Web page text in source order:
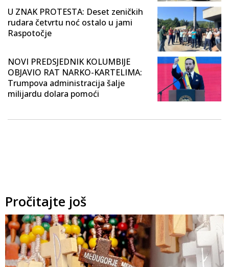
U ZNAK PROTESTA: Deset zeničkih
rudara četvrtu noć ostalo u jami
Raspotočje
NOVI PREDSJEDNIK KOLUMBIJE
OBJAVIO RAT NARKO-KARTELIMA:
Trumpova administracija šalje
milijardu dolara pomoći
Pročitajte još